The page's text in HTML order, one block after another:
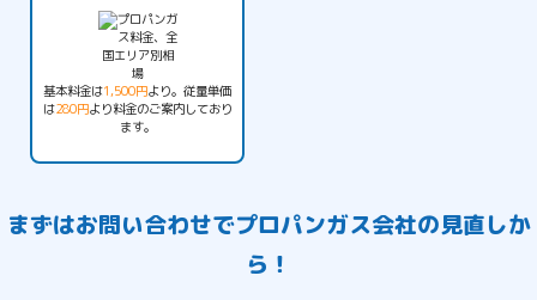
基本料金は1,500円より。従量単価
は280円より料金のご案内しており
ます。
まずはお問い合わせでプロパンガス会社の見直しか
ら！